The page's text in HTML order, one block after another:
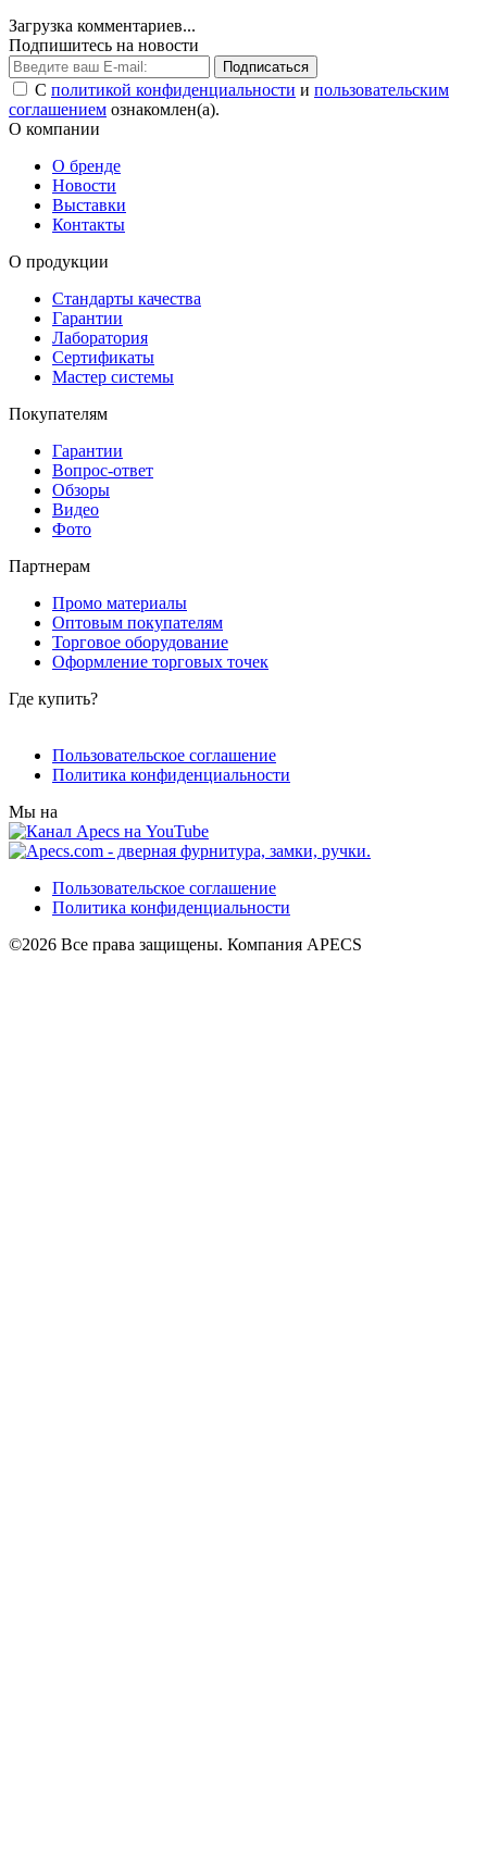
Загрузка комментариев...
Подпишитесь на новости
Подписаться
С политикой конфиденциальности и пользовательским
соглашением ознакомлен(а).
О компании
О бренде
Новости
Выставки
Контакты
О продукции
Стандарты качества
Гарантии
Лаборатория
Сертификаты
Мастер системы
Покупателям
Гарантии
Вопрос-ответ
Обзоры
Видео
Фото
Партнерам
Промо материалы
Оптовым покупателям
Торговое оборудование
Оформление торговых точек
Где купить?
Пользовательское соглашение
Политика конфиденциальности
Мы на
Пользовательское соглашение
Политика конфиденциальности
©2026 Все права защищены. Компания APECS